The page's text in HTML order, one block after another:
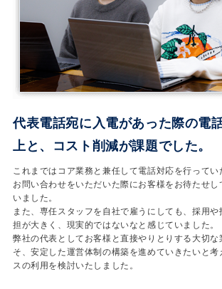
代表電話宛に入電があった際の電
上と、コスト削減が課題でした。
これまではコア業務と兼任して電話対応を行って
お問い合わせをいただいた際にお客様をお待たせ
いました。
また、専任スタッフを自社で雇うにしても、採用
担が大きく、現実的ではないなと感じていました。
弊社の代表としてお客様と直接やりとりする大切な
そ、安定した運営体制の構築を進めていきたいと
スの利用を検討いたしました。